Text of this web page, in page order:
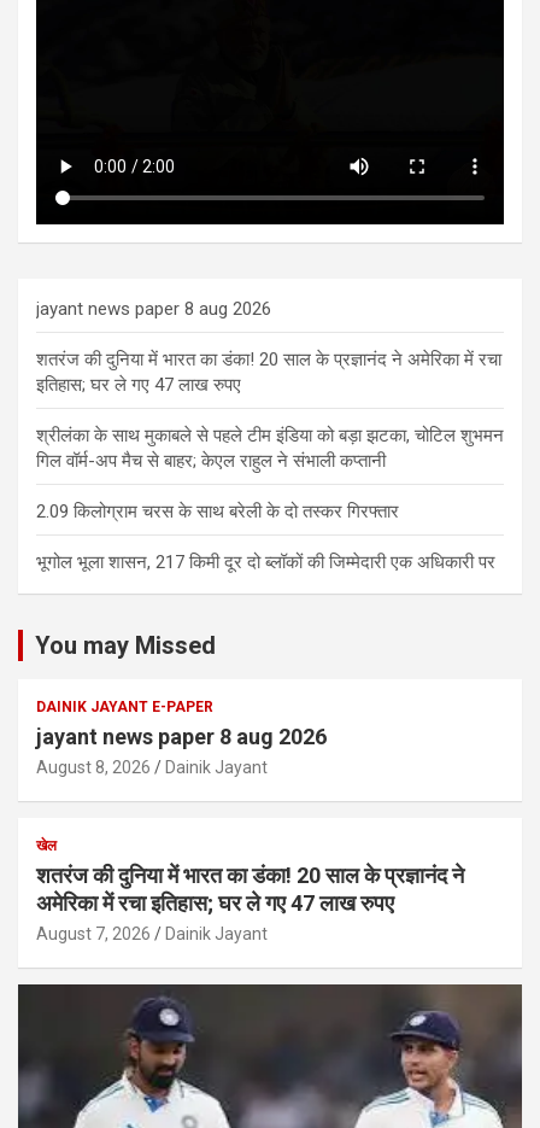
jayant news paper 8 aug 2026
शतरंज की दुनिया में भारत का डंका! 20 साल के प्रज्ञानंद ने अमेरिका में रचा
इतिहास; घर ले गए 47 लाख रुपए
श्रीलंका के साथ मुकाबले से पहले टीम इंडिया को बड़ा झटका, चोटिल शुभमन
गिल वॉर्म-अप मैच से बाहर; केएल राहुल ने संभाली कप्तानी
2.09 किलोग्राम चरस के साथ बरेली के दो तस्कर गिरफ्तार
भूगोल भूला शासन, 217 किमी दूर दो ब्लॉकों की जिम्मेदारी एक अधिकारी पर
You may Missed
DAINIK JAYANT E-PAPER
jayant news paper 8 aug 2026
August 8, 2026 Dainik Jayant
खेल
शतरंज की दुनिया में भारत का डंका! 20 साल के प्रज्ञानंद ने
अमेरिका में रचा इतिहास; घर ले गए 47 लाख रुपए
August 7, 2026 Dainik Jayant